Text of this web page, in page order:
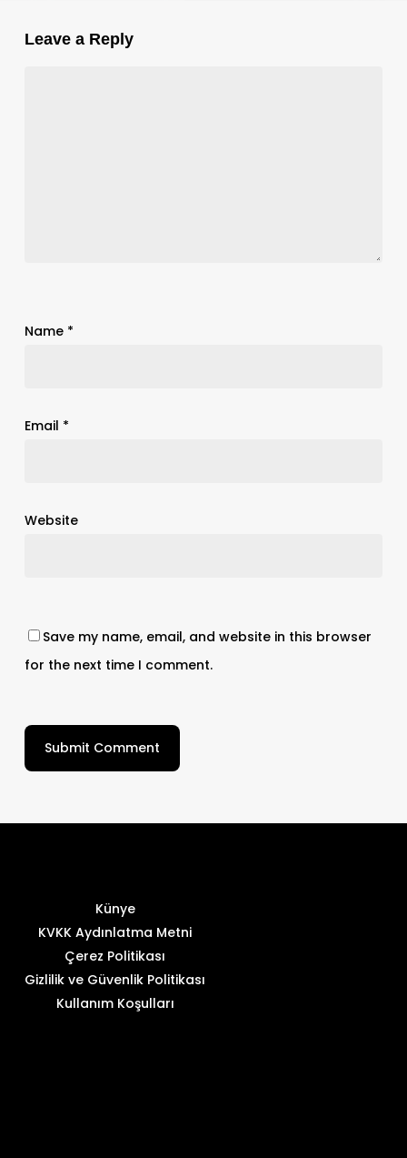
Leave a Reply
Name *
Email *
Website
Save my name, email, and website in this browser
for the next time I comment.
Künye
KVKK Aydınlatma Metni
Çerez Politikası
Gizlilik ve Güvenlik Politikası
Kullanım Koşulları